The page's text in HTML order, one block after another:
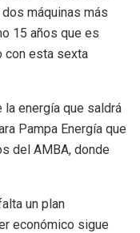
máquinas más
15 años que es
con esta sexta
energía que saldrá
Pampa Energía que
del AMBA, donde
un plan
económico sigue